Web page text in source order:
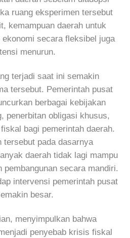
ruang eksperimen tersebut
kemampuan daerah untuk
secara fleksibel juga
menurun.
terjadi saat ini semakin
tersebut. Pemerintah pusat
berbagai kebijakan
penerbitan obligasi khusus,
bagi pemerintah daerah.
tersebut pada dasarnya
daerah tidak lagi mampu
pembangunan secara mandiri.
intervensi pemerintah pusat
besar.
menyimpulkan bahwa
penyebab krisis fiskal